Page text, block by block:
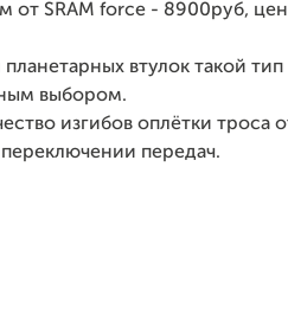
от SRAM force - 8900руб,
втулок такой
выбором.
изгибов оплётки троса
переключении передач.